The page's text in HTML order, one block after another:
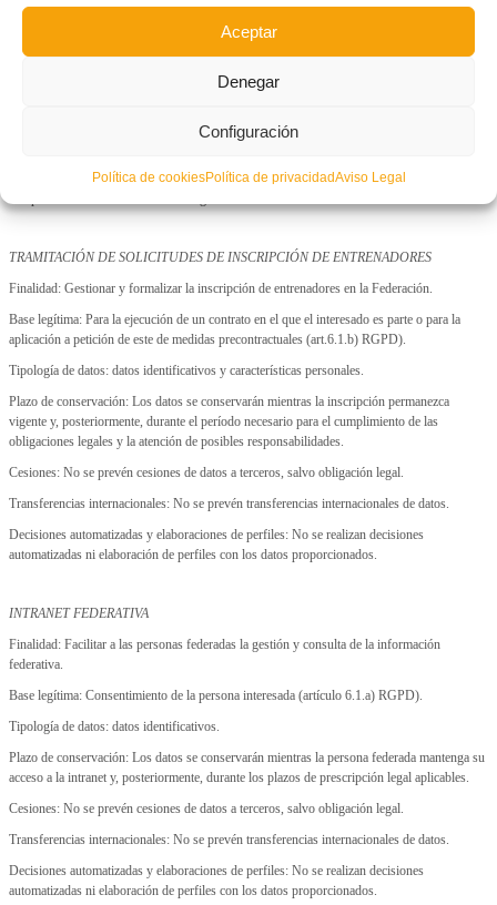
Aceptar
Denegar
Configuración
Política de cookiesPolítica de privacidadAviso Legal
detección y análisis de posibles ataques y, posteriormente, se anonimizarán o eliminarán,
salvo que deban conservarse por obligación legal o hasta el cumplimiento del plazo de
prescripción de las acciones legales que pudieran derivarse.
Cesiones: Los datos podrán ser comunicados a las autoridades competentes en caso de
Transferencias internacionales: No se prevén transferencias internacionales de datos.
automatizadas, aunque se podrían aplicar mecanismos de análisis de patrones de
TRAMITACIÓN DE SOLICITUDES DE INSCRIPCIÓN DE ENTRENADORES
Finalidad: Gestionar y formalizar la inscripción de entrenadores en la Federación.
Base legítima: Para la ejecución de un contrato en el que el interesado es parte o para la
aplicación a petición de este de medidas precontractuales (art.6.1.b) RGPD).
Tipología de datos: datos identificativos y características personales.
Plazo de conservación: Los datos se conservarán mientras la inscripción permanezca
vigente y, posteriormente, durante el período necesario para el cumplimiento de las
obligaciones legales y la atención de posibles responsabilidades.
Cesiones: No se prevén cesiones de datos a terceros, salvo obligación legal.
Transferencias internacionales: No se prevén transferencias internacionales de datos.
Decisiones automatizadas y elaboraciones de perfiles: No se realizan decisiones
automatizadas ni elaboración de perfiles con los datos proporcionados.
INTRANET FEDERATIVA
Finalidad: Facilitar a las personas federadas la gestión y consulta de la información
federativa.
Base legítima: Consentimiento de la persona interesada (artículo 6.1.a) RGPD).
Tipología de datos: datos identificativos.
Plazo de conservación: Los datos se conservarán mientras la persona federada mantenga su
acceso a la intranet y, posteriormente, durante los plazos de prescripción legal aplicables.
Cesiones: No se prevén cesiones de datos a terceros, salvo obligación legal.
Transferencias internacionales: No se prevén transferencias internacionales de datos.
Decisiones automatizadas y elaboraciones de perfiles: No se realizan decisiones
automatizadas ni elaboración de perfiles con los datos proporcionados.